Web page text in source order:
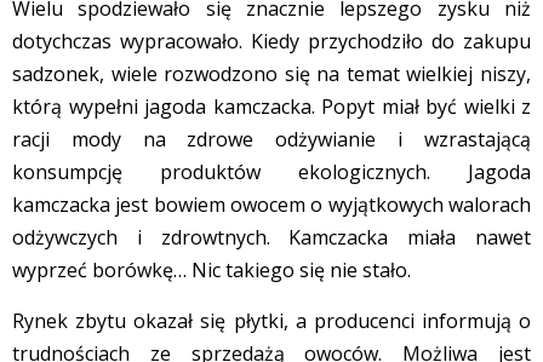
Wielu spodziewało się znacznie lepszego zysku niż
dotychczas wypracowało. Kiedy przychodziło do zakupu
sadzonek, wiele rozwodzono się na temat wielkiej niszy,
którą wypełni jagoda kamczacka. Popyt miał być wielki z
racji mody na zdrowe odżywianie i wzrastającą
konsumpcję produktów ekologicznych. Jagoda
kamczacka jest bowiem owocem o wyjątkowych walorach
odżywczych i zdrowtnych. Kamczacka miała nawet
wyprzeć borówkę… Nic takiego się nie stało.
Rynek zbytu okazał się płytki, a producenci informują o
trudnościach ze sprzedażą owoców. Możliwa jest